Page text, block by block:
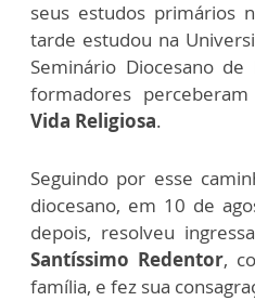
seus estudos primários
tarde estudou na
Seminário Diocesano
formadores
Vida Religiosa.
Seguindo por esse
diocesano, em 10 de
depois, resolveu
Santíssimo Redentor,
família, e fez sua